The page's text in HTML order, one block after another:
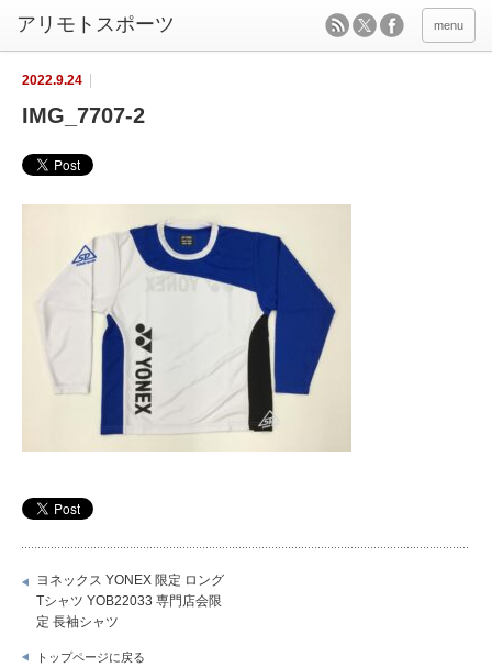
menu
2022.9.24
IMG_7707-2
ヨネックス YONEX 限定 ロング
Tシャツ YOB22033 専門店会限
定 長袖シャツ
トップページに戻る